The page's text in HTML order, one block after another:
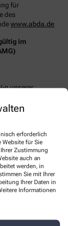
erforderlich
Website für Sie
Zustimmung
auch an
werden, in
Sie mit Ihrer
Ihrer Daten in
Informationen
für
des
www.abda.de
im
n unserer